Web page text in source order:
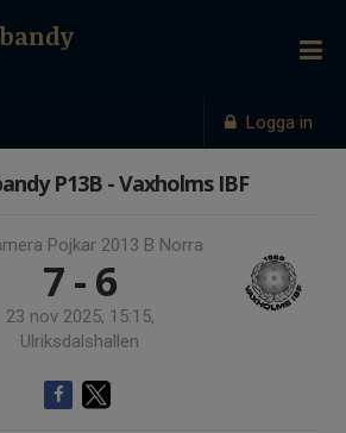
Logga in
P13B - Vaxholms IBF
Pojkar 2013 B Norra
7 - 6
23 nov 2025, 15:15,
Ulriksdalshallen